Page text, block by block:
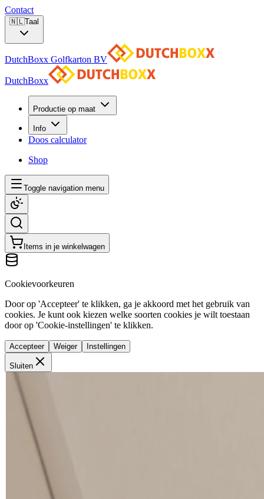
Contact
🇳🇱Taal
DutchBoxx Golfkarton BV
DutchBoxx
Productie op maat
Info
Doos calculator
Shop
Toggle navigation menu
Items in je winkelwagen
Cookievoorkeuren
Door op 'Accepteer' te klikken, ga je akkoord met het gebruik van
cookies. Je kunt ook kiezen welke soorten cookies je wilt toestaan
door op 'Cookie-instellingen' te klikken.
Accepteer Weiger Instellingen
Sluiten